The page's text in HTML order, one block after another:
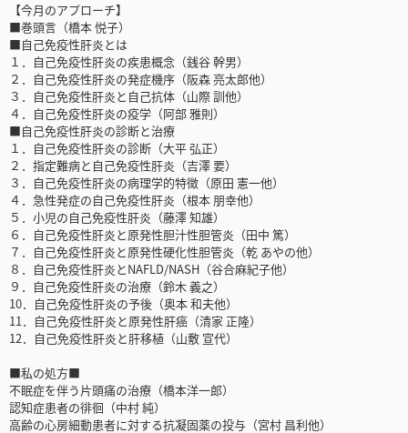
【今月のアプローチ】
■巻頭言（橋本 悦子）
■自己免疫性肝炎とは
１．自己免疫性肝炎の疾患概念（銭谷 幹男）
２．自己免疫性肝炎の発症機序（阪森 亮太郎他）
３．自己免疫性肝炎と自己抗体（山際 訓他）
４．自己免疫性肝炎の疫学（阿部 雅則）
■自己免疫性肝炎の診断と治療
１．自己免疫性肝炎の診断（大平 弘正）
２．指定難病と自己免疫性肝炎（吉澤 要）
３．自己免疫性肝炎の病理学的特徴（原田 憲一他）
４．急性発症の自己免疫性肝炎（根本 朋幸他）
５．小児の自己免疫性肝炎（藤澤 知雄）
６．自己免疫性肝炎と原発性胆汁性胆管炎（田中 篤）
７．自己免疫性肝炎と原発性硬化性胆管炎（乾 あやの他）
８．自己免疫性肝炎とNAFLD/NASH（谷合麻紀子他）
９．自己免疫性肝炎の治療（鈴木 義之）
10．自己免疫性肝炎の予後（奥本 和夫他）
11．自己免疫性肝炎と原発性肝癌（清家 正隆）
12．自己免疫性肝炎と肝移植（山敷 宣代）
■私の処方■
不眠症を伴う片頭痛の治療（橋本洋一郎）
認知症患者の徘徊（中村 純）
高齢の心房細動患者に対する抗凝固薬の投与（宮村 昌利他）